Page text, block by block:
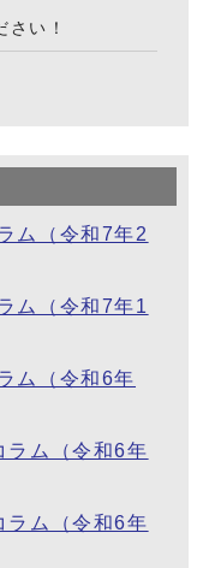
い！
ム（令和7年2
ム（令和7年1
ム（令和6年
ラム（令和6年
ラム（令和6年